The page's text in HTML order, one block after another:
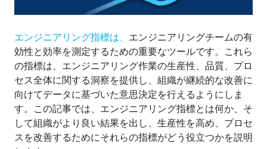
エンジニアリング指標は、 エンジニアリングチームの有
効性と効率を測定するための重要なツールです。これら
の指標は、エンジニアリング作業の生産性、品質、プロ
セス全体に関する洞察を提供し、組織が継続的な改善に
向けてデータに基づいた意思決定を行えるようにしま
す。この記事では、エンジニアリング指標とは何か、そ
して組織がより良い結果を出し、生産性を高め、プロセ
スを改善するためにそれらの指標がどう役立つかを説明